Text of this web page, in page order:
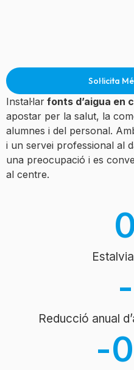
Sol·licita
Instal·lar fonts d’aigua en
apostar per la salut, la
alumnes i del personal.
i un servei professional al
una preocupació i es
al centre.
0
Reducció anual
-
-0